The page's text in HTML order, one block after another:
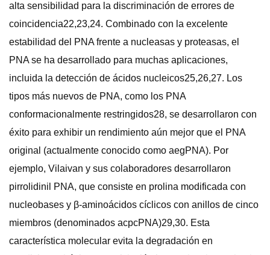
alta sensibilidad para la discriminación de errores de
coincidencia22,23,24. Combinado con la excelente
estabilidad del PNA frente a nucleasas y proteasas, el
PNA se ha desarrollado para muchas aplicaciones,
incluida la detección de ácidos nucleicos25,26,27. Los
tipos más nuevos de PNA, como los PNA
conformacionalmente restringidos28, se desarrollaron con
éxito para exhibir un rendimiento aún mejor que el PNA
original (actualmente conocido como aegPNA). Por
ejemplo, Vilaivan y sus colaboradores desarrollaron
pirrolidinil PNA, que consiste en prolina modificada con
nucleobases y β-aminoácidos cíclicos con anillos de cinco
miembros (denominados acpcPNA)29,30. Esta
característica molecular evita la degradación en